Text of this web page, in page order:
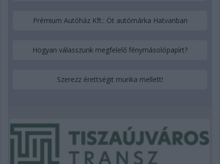
Prémium Autóház Kft.: Öt autómárka Hatvanban
Hogyan válasszunk megfelelő fénymásolópapírt?
Szerezz érettségit munka mellett!